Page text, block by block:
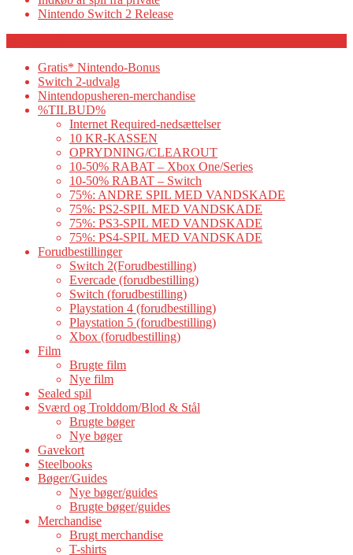
Nintendo Switch 2 Release
Gratis* Nintendo-Bonus
Switch 2-udvalg
Nintendopusheren-merchandise
%TILBUD%
Internet Required-nedsættelser
10 KR-KASSEN
OPRYDNING/CLEAROUT
10-50% RABAT – Xbox One/Series
10-50% RABAT – Switch
75%: ANDRE SPIL MED VANDSKADE
75%: PS2-SPIL MED VANDSKADE
75%: PS3-SPIL MED VANDSKADE
75%: PS4-SPIL MED VANDSKADE
Forudbestillinger
Switch 2(Forudbestilling)
Evercade (forudbestilling)
Switch (forudbestilling)
Playstation 4 (forudbestilling)
Playstation 5 (forudbestilling)
Xbox (forudbestilling)
Film
Brugte film
Nye film
Sealed spil
Sværd og Trolddom/Blod & Stål
Brugte bøger
Nye bøger
Gavekort
Steelbooks
Bøger/Guides
Nye bøger/guides
Brugte bøger/guides
Merchandise
Brugt merchandise
T-shirts